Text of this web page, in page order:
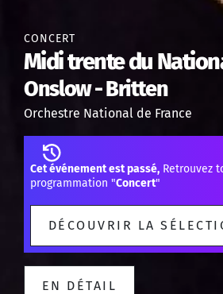
CONCERT
Midi trente du
Onslow - Britten
Orchestre National de France
Cet événement est passé, Retrouvez
programmation "Concert"
DÉCOUVRIR LA
EN DÉTAIL